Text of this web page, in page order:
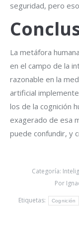
seguridad, pero
La metáfora
en el campo de la
razonable en la
artificial
los de la cognición
exagerado de esa
puede confundir, y
Categoría:
Por
Etiquetas:
Cognición